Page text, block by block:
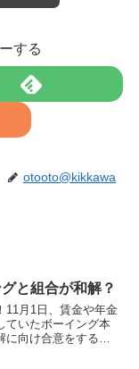
する
otooto@kikkawa
と組合が和解？
11月1日、賃金や年金
ていたボーイング本
に向け合意をするこ